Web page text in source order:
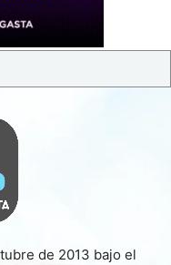
de 2013 bajo el